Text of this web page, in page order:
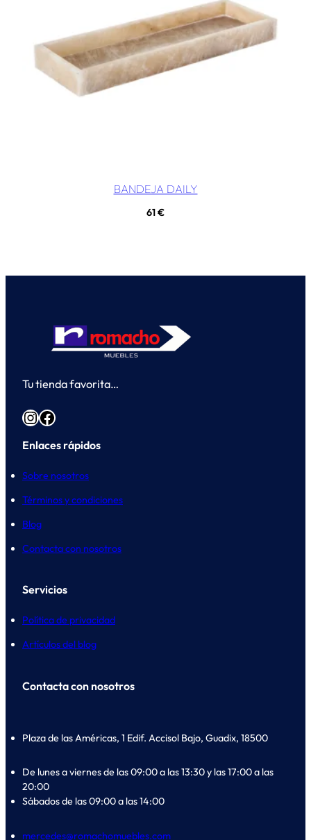
BANDEJA DAILY
61€
Tu tienda favorita…
InstagramFacebook
Enlaces rápidos
Sobre nosotros
Términos y condiciones
Blog
Contacta con nosotros
Servicios
Política de privacidad
Artículos del blog
Contacta con nosotros
Plaza de las Américas, 1 Edif. Accisol Bajo, Guadix, 18500
De lunes a viernes de las 09:00 a las 13:30 y las 17:00 a las
20:00
Sábados de las 09:00 a las 14:00
mercedes@romachomuebles.com